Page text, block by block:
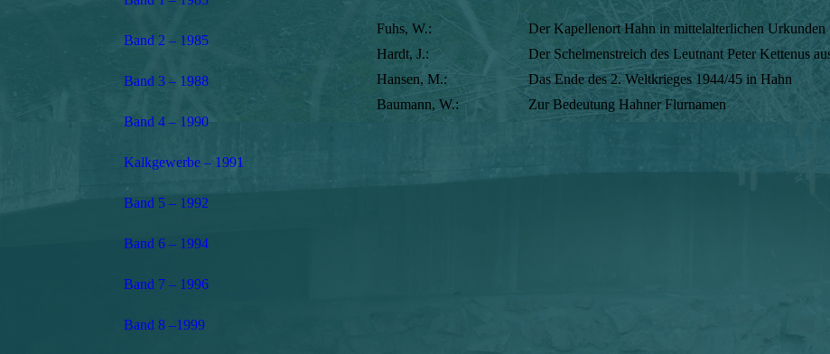
Band 2 – 1985
Band 3 – 1988
Band 4 – 1990
Kalkgewerbe – 1991
Band 5 – 1992
Band 6 – 1994
Band 7 – 1996
Band 8 –1999
Fuhs, W.:
Der Kapellenort Hahn in mittelalterlichen Urkunden
Hardt, J.:
Der Schelmenstreich des Leutnant Peter Kettenus
Hansen, M.:
Das Ende des 2. Weltkrieges 1944/45 in Hahn
Baumann, W.:
Zur Bedeutung Hahner Flurnamen